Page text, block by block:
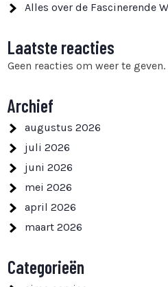
Alles over de Fascinerende
Laatste reacties
Geen reacties om weer te geven.
Archief
augustus 2026
juli 2026
juni 2026
mei 2026
april 2026
maart 2026
Categorieën